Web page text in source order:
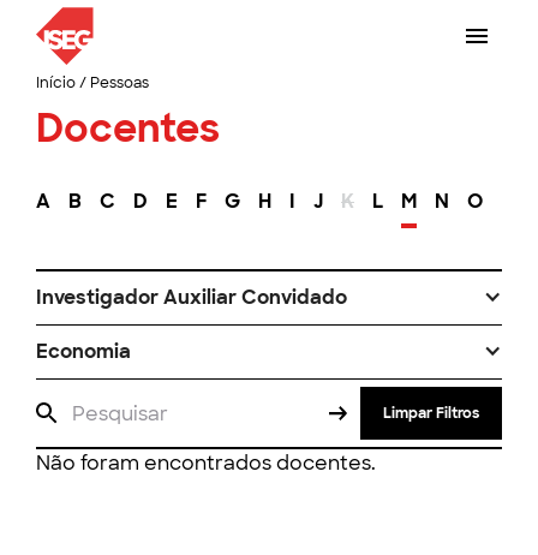
Início/ Pessoas
Docentes
A B C D E F G H I J K L M N O
Investigador Auxiliar Convidado
Economia
Limpar Filtros
Não foram encontrados docentes.